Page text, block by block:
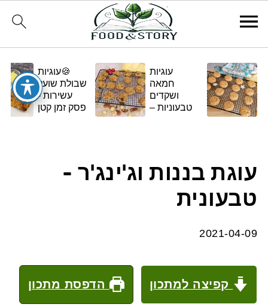
עוגיות
חמאה
ושקדים
טבעוניות –
🍪עוגיות
שבולת שועל
עשירות -
פסק זמן קטן
עוגת בננות וג'ינג'ר -
טבעונית
2021-04-09
קפיצה למתכון הדפסת מתכון